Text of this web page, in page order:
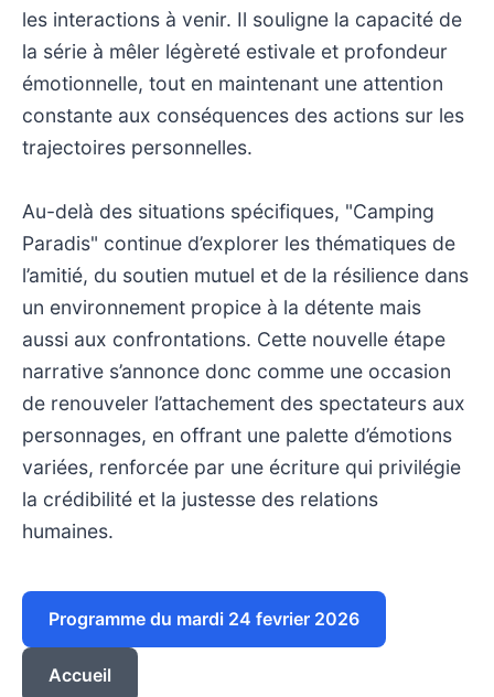
les interactions à venir. Il souligne la capacité de
la série à mêler légèreté estivale et profondeur
émotionnelle, tout en maintenant une attention
constante aux conséquences des actions sur les
trajectoires personnelles.
Au-delà des situations spécifiques, "Camping
Paradis" continue d’explorer les thématiques de
l’amitié, du soutien mutuel et de la résilience dans
un environnement propice à la détente mais
aussi aux confrontations. Cette nouvelle étape
narrative s’annonce donc comme une occasion
de renouveler l’attachement des spectateurs aux
personnages, en offrant une palette d’émotions
variées, renforcée par une écriture qui privilégie
la crédibilité et la justesse des relations
humaines.
Programme du mardi 24 fevrier 2026
Accueil